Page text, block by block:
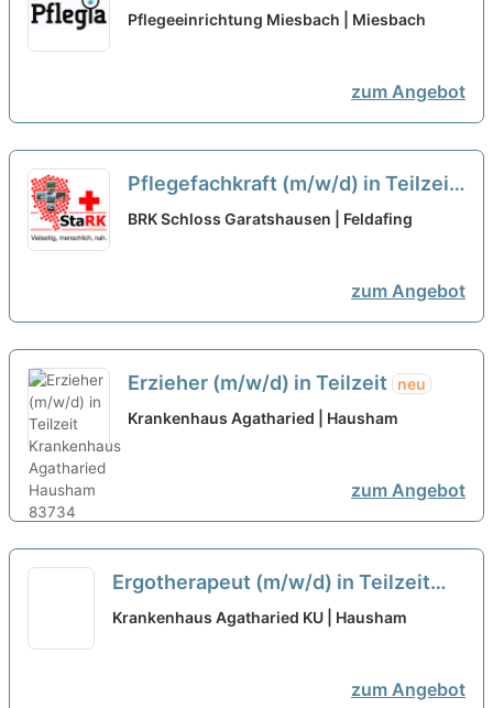
neu
Pflegeeinrichtung Miesbach | Miesbach
zum Angebot
Pflegefachkraft (m/w/d) in Teilzeit
(19,5 - 30 Std./Woche) - Starten
BRK Schloss Garatshausen | Feldafing
zum Angebot
Erzieher (m/w/d) in Teilzeit neu
Krankenhaus Agatharied | Hausham
zum Angebot
Ergotherapeut (m/w/d) in Teilzeit
neu
Krankenhaus Agatharied KU | Hausham
zum Angebot